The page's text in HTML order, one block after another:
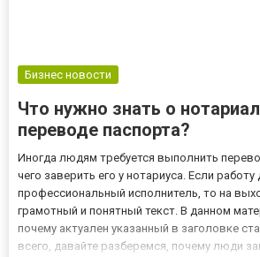
Бизнес новости
Что нужно знать о
переводе паспорта?
Иногда людям требуется выполнить
чего заверить его у нотариуса. Если работу
профессиональный исполнитель, то на
грамотный и понятный текст. В данном
почему актуален указанный в заголовке
всего, давайте разберемся, почему люди